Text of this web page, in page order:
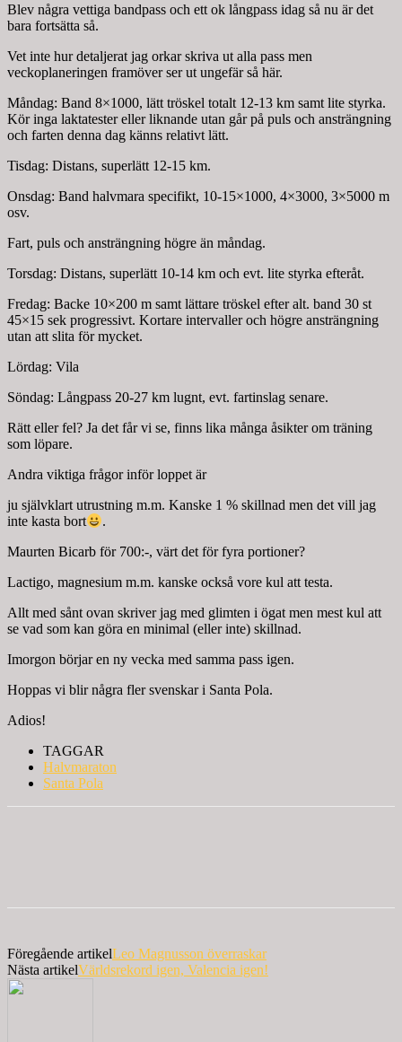
Blev några vettiga bandpass och ett ok långpass idag så nu är det
bara fortsätta så.
Vet inte hur detaljerat jag orkar skriva ut alla pass men
veckoplaneringen framöver ser ut ungefär så här.
Måndag: Band 8×1000, lätt tröskel totalt 12-13 km samt lite styrka.
Kör inga laktatester eller liknande utan går på puls och ansträngning
och farten denna dag känns relativt lätt.
Tisdag: Distans, superlätt 12-15 km.
Onsdag: Band halvmara specifikt, 10-15×1000, 4×3000, 3×5000 m
osv.
Fart, puls och ansträngning högre än måndag.
Torsdag: Distans, superlätt 10-14 km och evt. lite styrka efteråt.
Fredag: Backe 10×200 m samt lättare tröskel efter alt. band 30 st
45×15 sek progressivt. Kortare intervaller och högre ansträngning
utan att slita för mycket.
Lördag: Vila
Söndag: Långpass 20-27 km lugnt, evt. fartinslag senare.
Rätt eller fel? Ja det får vi se, finns lika många åsikter om träning
som löpare.
Andra viktiga frågor inför loppet är
ju självklart utrustning m.m. Kanske 1 % skillnad men det vill jag
inte kasta bort
.
Maurten Bicarb för 700:-, värt det för fyra portioner?
Lactigo, magnesium m.m. kanske också vore kul att testa.
Allt med sånt ovan skriver jag med glimten i ögat men mest kul att
se vad som kan göra en minimal (eller inte) skillnad.
Imorgon börjar en ny vecka med samma pass igen.
Hoppas vi blir några fler svenskar i Santa Pola.
Adios!
TAGGAR
Halvmaraton
Santa Pola
Föregående artikelLeo Magnusson överraskar
Nästa artikelVärldsrekord igen, Valencia igen!